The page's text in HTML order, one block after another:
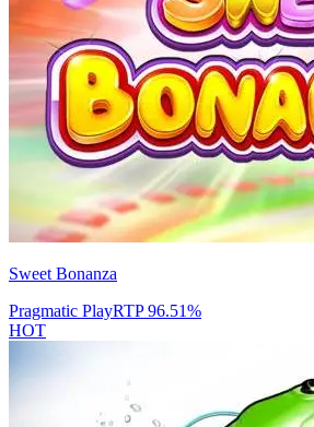
Sweet Bonanza
Pragmatic PlayRTP96.51%
HOT